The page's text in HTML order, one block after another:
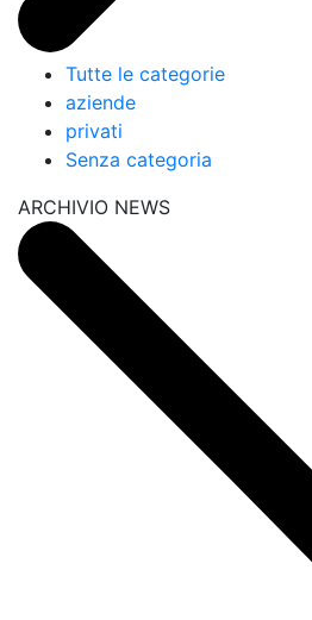
Tutte le categorie
aziende
privati
Senza categoria
ARCHIVIO NEWS